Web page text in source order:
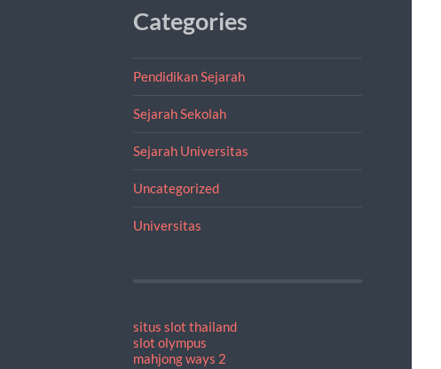
Categories
Pendidikan Sejarah
Sejarah Sekolah
Sejarah Universitas
Uncategorized
Universitas
situs slot thailand
slot olympus
mahjong ways 2